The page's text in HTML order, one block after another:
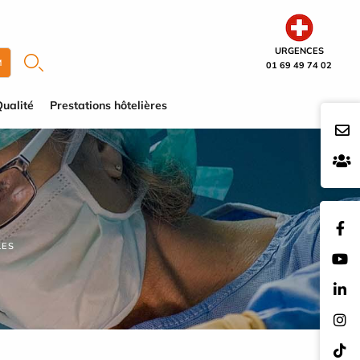
URGENCES
01 69 49 74 02
Prestations hôtelières